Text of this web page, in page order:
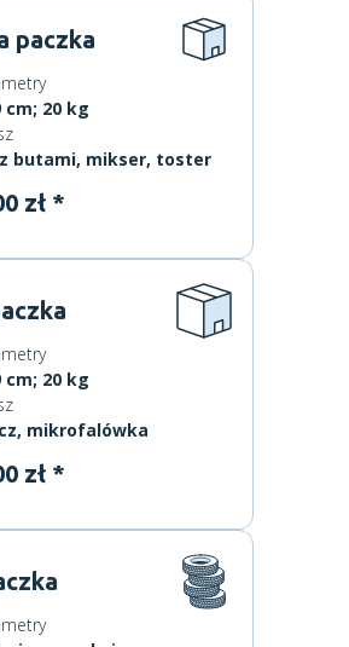
paczka
cm; 20 kg
z butami, mikser, toster
zł *
cm; 20 kg
mikrofalówka
zł *